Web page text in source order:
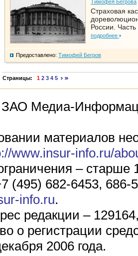
Тимофея Бегрова
Страховая
России. Часть
подробнее
Предоставлено: Тимофей Бегров
Страницы: 1 2 3 4 5
Медиа-
материалов
www.insur-info.ru/
– старше
(495) 682-6453, 686-
info.ru.
редакции –
о регистрации
2006 года.